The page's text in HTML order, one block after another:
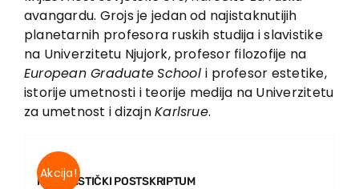
Akcija
Autori
Vesti
EU PROJEKTI
Kontakt
avangardu. Grojs je jedan od najistaknutijih
planetarnih profesora ruskih studija i slavistike
na Univerzitetu Njujork, profesor filozofije na
European GraduateSchooli profesor estetike,
istorije umetnosti i teorije medija na Univerzitetu
za umetnost i dizajnKarlsrue.
Akcija!
KOMUNISTIČKI POSTSKRIPTUM